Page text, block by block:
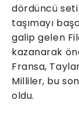
dördüncü
taşımayı
galip gelen
kazanarak
Fransa,
Milliler, bu
oldu.